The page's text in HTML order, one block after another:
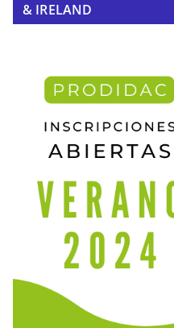
& IRELAND